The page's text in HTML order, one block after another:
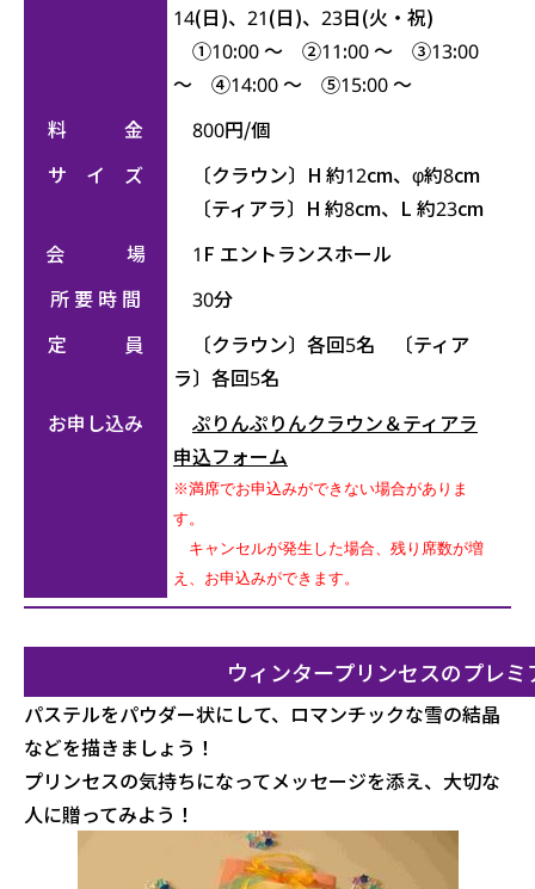
14(日)、21(日)、23日(火・祝)
①10:00 ～ ②11:00 ～ ③13:00
～ ④14:00 ～ ⑤15:00 ～
料 金
800円/個
サ イ ズ
〔クラウン〕H 約12cm、φ約8cm
〔ティアラ〕H 約8cm、L 約23cm
会 場
1F エントランスホール
所 要 時 間
30分
定 員
〔クラウン〕各回5名 〔ティア
ラ〕各回5名
お申し込み
ぷりんぷりんクラウン＆ティアラ
申込フォーム
※満席でお申込みができない場合がありま
す。
キャンセルが発生した場合、残り席数が増
え、お申込みができます。
ウィンタープリンセスのプレミ
パステルをパウダー状にして、ロマンチックな雪の結晶
などを描きましょう！
プリンセスの気持ちになってメッセージを添え、大切な
人に贈ってみよう！